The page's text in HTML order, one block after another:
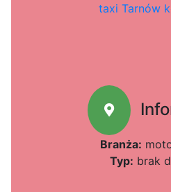
taxi Tarnów
Branża:
Typ: brak